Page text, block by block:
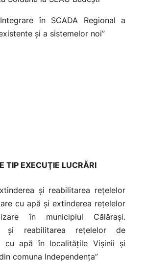
în SCADA Regional a
și a sistemelor noi”
TIP EXECUŢIE LUCRĂRI
și reabilitarea rețelelor
cu apă și extinderea rețelelor
în municipiul Călărași.
și reabilitarea rețelelor de
cu apă în localitățile Vișinii și
comuna Independența”